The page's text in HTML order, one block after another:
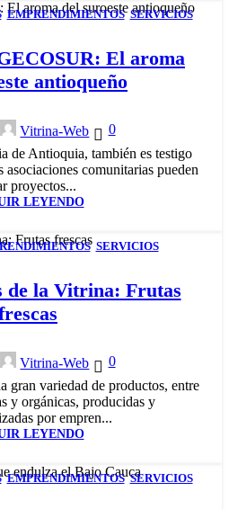
, EMPRENDIMIENTOS,SERVICIOS
El aroma
antioqueño
Vitrina-Web
0
de Antioquia, también es testigo
asociaciones comunitarias pueden
proyectos...
LEYENDO
, SERVICIOS
de la Vitrina: Frutas
Vitrina-Web
0
gran variedad de productos, entre
y orgánicas, producidas y
por empren...
LEYENDO
,EMPRENDIMIENTOS,SERVICIOS